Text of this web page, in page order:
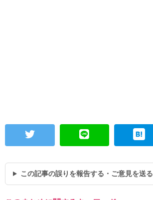
この記事の誤りを報告する・ご意見を送る